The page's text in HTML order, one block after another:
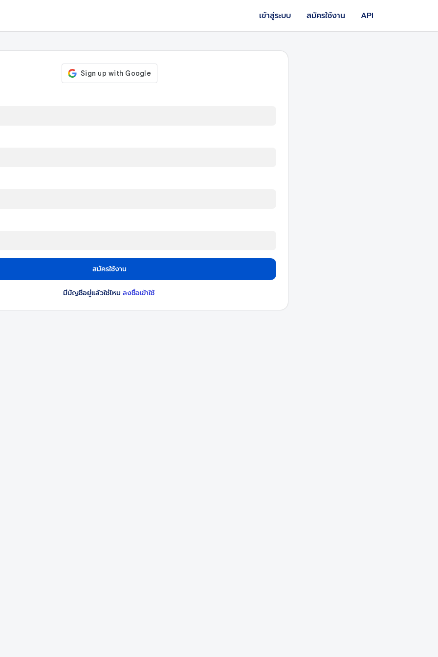
เข้าสู่ระบบ สมัครใช้งาน API
สมัครใช้งาน
มีบัญชีอยู่แล้วใช่ไหม ลงชื่อเข้าใช้